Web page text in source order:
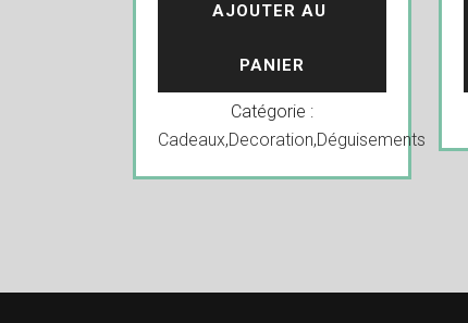
AJOUTER AU
PANIER
Catégorie :
Cadeaux,Decoration,Déguisements